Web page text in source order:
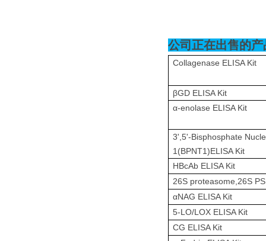
公司正在出售的产
Collagenase ELISA Kit
βGD ELISA Kit
α-enolase ELISA Kit
3',5'-Bisphosphate
1(BPNT1)ELISA Kit
HBcAb ELISA Kit
26S proteasome,26S
αNAG ELISA Kit
5-LO/LOX ELISA Kit
CG ELISA Kit